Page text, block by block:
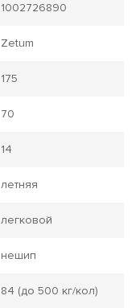
1002726890
Zetum
175
70
14
летняя
легковой
нешип
84 (до 500 кг/кол)